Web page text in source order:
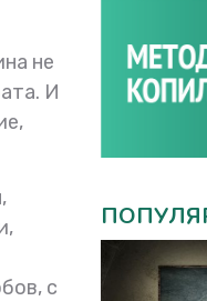
не
И
с